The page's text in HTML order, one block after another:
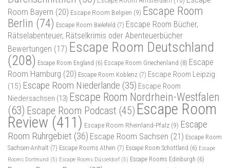
Room Bayern (20) Escape Room Belgien (9) Escape Room
Berlin (74) Escape Room Bielefeld (7) Escape Room Bücher,
Rätselabenteuer, Rätselkrimis oder Abenteuerbücher
Bewertungen (17) Escape Room Deutschland
(208) Escape Room England (6) Escape Room Griechenland (8) Escape
Room Hamburg (20) Escape Room Koblenz (7) Escape Room Leipzig
(15) Escape Room Niederlande (35) Escape Room
Niedersachsen (13) Escape Room Nordrhein-Westfalen
(63) Escape Room Podcast (45) Escape Room
Review (411) Escape Room Rheinland-Pfalz (9) Escape
Room Ruhrgebiet (36) Escape Room Sachsen (21) Escape Room
Sachsen-Anhalt (7) Escape Rooms Athen (7) Escape Room Schottland (6) Escape
Rooms Dortmund (5) Escape Rooms Düsseldorf (5) Escape Rooms Edinburgh (6)